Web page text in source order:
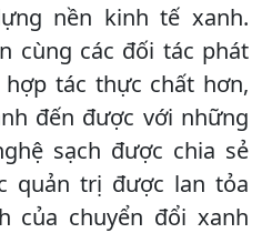
nền kinh tế xanh.
cùng các đối tác phát
tác thực chất hơn,
đến được với những
sạch được chia sẻ
quản trị được lan tỏa
của chuyển đổi xanh